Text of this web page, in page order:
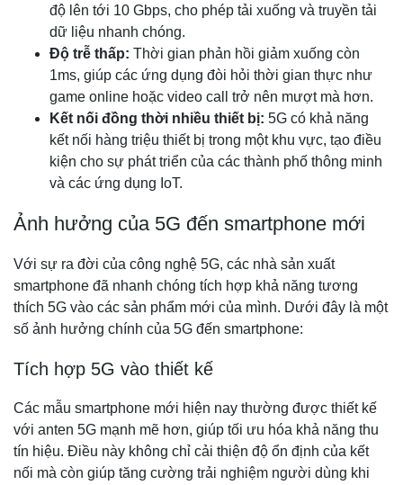
độ lên tới 10 Gbps, cho phép tải xuống và truyền tải
dữ liệu nhanh chóng.
Độ trễ thấp: Thời gian phản hồi giảm xuống còn
1ms, giúp các ứng dụng đòi hỏi thời gian thực như
game online hoặc video call trở nên mượt mà hơn.
Kết nối đồng thời nhiều thiết bị: 5G có khả năng
kết nối hàng triệu thiết bị trong một khu vực, tạo điều
kiện cho sự phát triển của các thành phố thông minh
và các ứng dụng IoT.
Ảnh hưởng của 5G đến smartphone mới
Với sự ra đời của công nghệ 5G, các nhà sản xuất
smartphone đã nhanh chóng tích hợp khả năng tương
thích 5G vào các sản phẩm mới của mình. Dưới đây là một
số ảnh hưởng chính của 5G đến smartphone:
Tích hợp 5G vào thiết kế
Các mẫu smartphone mới hiện nay thường được thiết kế
với anten 5G mạnh mẽ hơn, giúp tối ưu hóa khả năng thu
tín hiệu. Điều này không chỉ cải thiện độ ổn định của kết
nối mà còn giúp tăng cường trải nghiệm người dùng khi